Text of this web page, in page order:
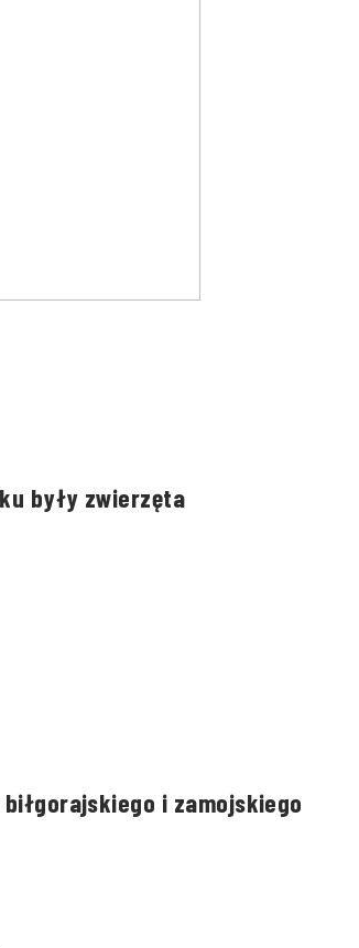
były zwierzęta
i zamojskiego